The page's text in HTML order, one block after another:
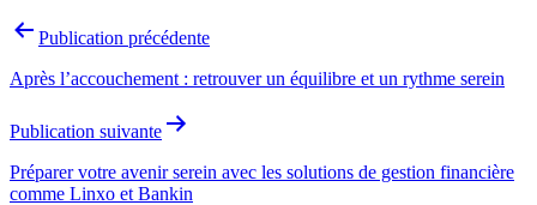
Navigation
l’article
Publication précédente
Après l’accouchement : retrouver un équilibre et un rythme serein
Publication suivante
Préparer votre avenir serein avec les solutions de gestion financière
comme Linxo et Bankin